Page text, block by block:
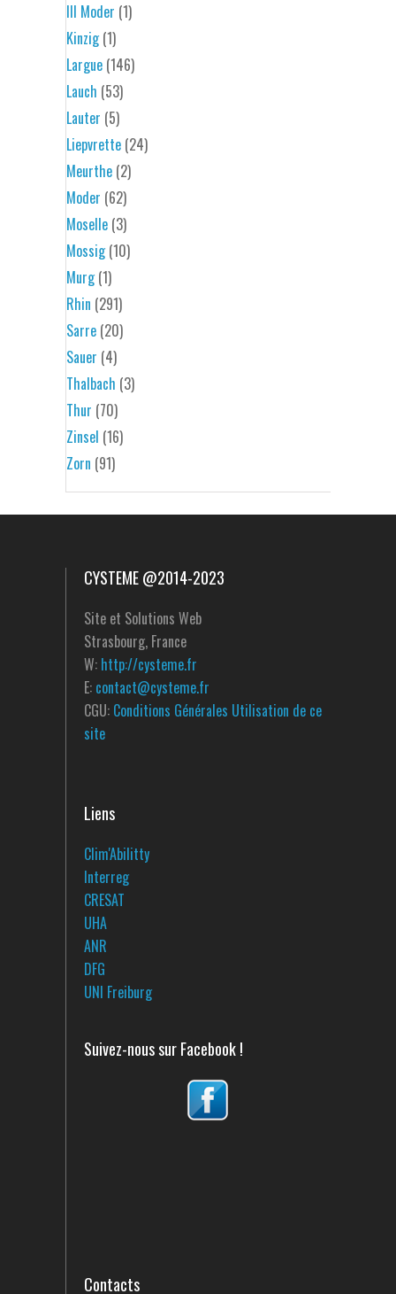
Ill Moder (1)
Kinzig(1)
Largue (146)
Lauch (53)
Lauter (5)
Liepvrette (24)
Meurthe (2)
Moder (62)
Moselle (3)
Mossig(10)
Murg(1)
Rhin (291)
Sarre (20)
Sauer (4)
Thalbach (3)
Thur (70)
Zinsel (16)
Zorn (91)
CYSTEME @2014-2023
Site et Solutions Web
Strasbourg, France
W: http://cysteme.fr
E: contact@cysteme.fr
CGU: Conditions Générales Utilisation de ce
site
Liens
Clim'Abilitty
Interreg
CRESAT
UHA
ANR
DFG
UNI Freiburg
Suivez-nous sur Facebook !
Contacts